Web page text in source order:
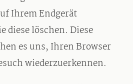
Ihrem Endgerät
diese löschen. Diese
es uns, Ihren Browser
wiederzuerkennen.